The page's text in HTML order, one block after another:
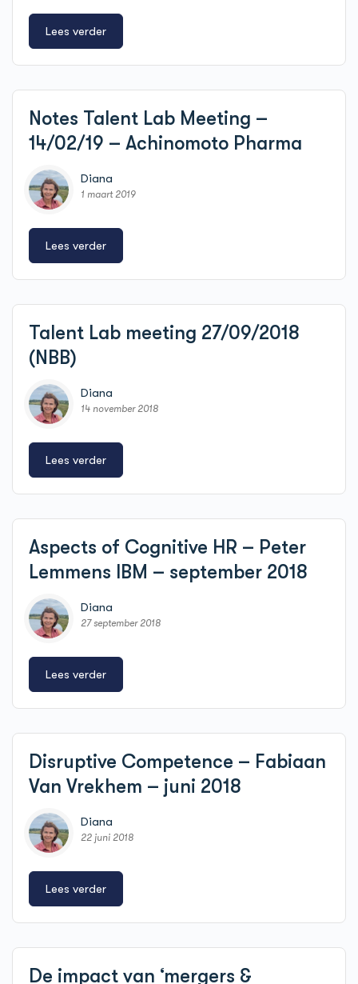
Lees verder
Notes Talent Lab Meeting –
14/02/19 – Achinomoto Pharma
Diana
1 maart 2019
Lees verder
Talent Lab meeting 27/09/2018
(NBB)
Diana
14 november 2018
Lees verder
Aspects of Cognitive HR – Peter
Lemmens IBM – september 2018
Diana
27 september 2018
Lees verder
Disruptive Competence – Fabiaan
Van Vrekhem – juni 2018
Diana
22 juni 2018
Lees verder
De impact van ‘mergers &